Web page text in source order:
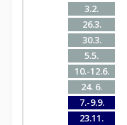
3.2.
26.3.
30.3.
5.5.
10.-12.6.
24. 6.
7.-9.9.
23.11.